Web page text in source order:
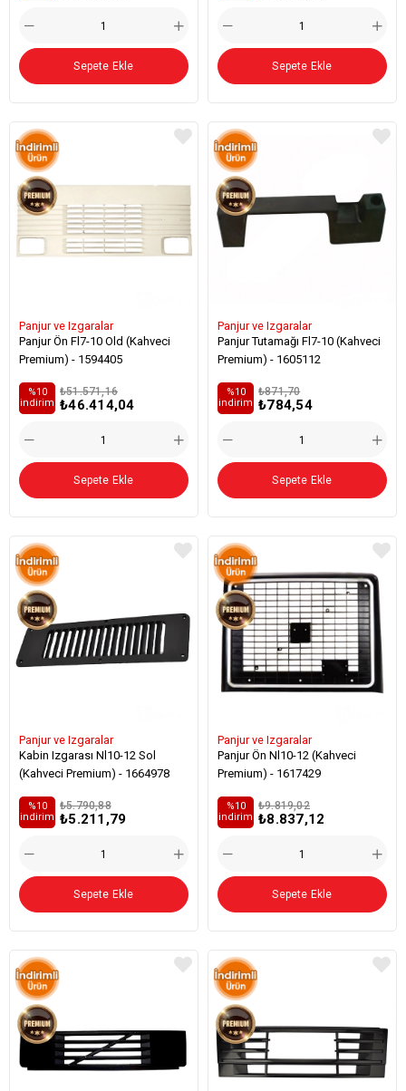
Sepete Ekle Sepete Ekle
Panjur ve Izgaralar
Panjur Ön Fl7-10 Old (Kahveci
Premium) - 1594405
₺46.414,04
₺51.571,16
%10
i̇ndirim
Sepete Ekle
Panjur ve Izgaralar
Panjur Tutamağı Fl7-10 (Kahveci
Premium) - 1605112
₺784,54
₺871,70
%10
i̇ndirim
Sepete Ekle
Panjur ve Izgaralar
Kabin Izgarası Nl10-12 Sol
(Kahveci Premium) - 1664978
₺5.211,79
₺5.790,88
%10
i̇ndirim
Sepete Ekle
Panjur ve Izgaralar
Panjur Ön Nl10-12 (Kahveci
Premium) - 1617429
₺8.837,12
₺9.819,02
%10
i̇ndirim
Sepete Ekle